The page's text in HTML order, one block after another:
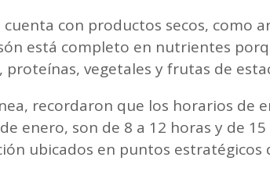
cuenta con productos secos, como
está completo en nutrientes
proteínas, vegetales y frutas de
recordaron que los horarios de
enero, son de 8 a 12 horas y de
ubicados en puntos estratégicos